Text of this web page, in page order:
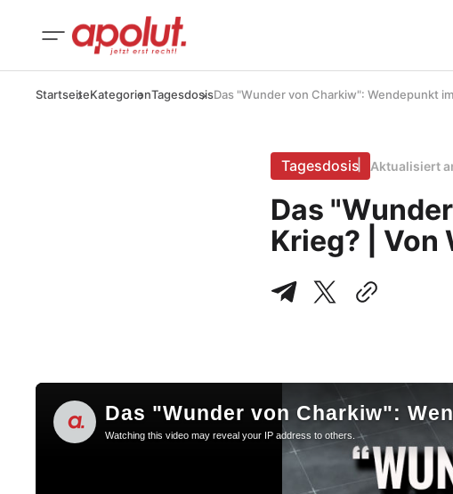
StartseiteKategorienTagesdosisDas "Wunder von Charkiw": Wendepunkt
Tagesdosis Aktualisiert
Das
Krieg? | Von